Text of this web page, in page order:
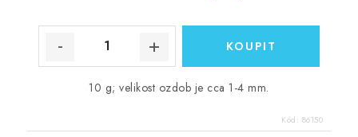
10 g; velikost ozdob je cca 1-4 mm.
Kód: 86150